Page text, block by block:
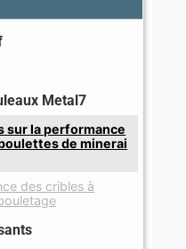
Metal7
sur la performance
de minerai
des cribles à